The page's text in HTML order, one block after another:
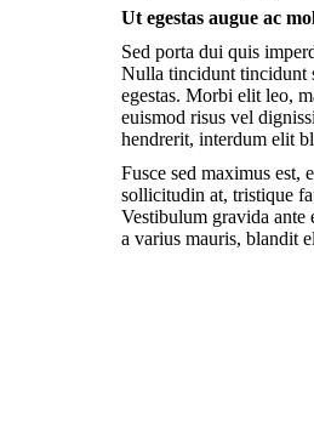
Ut egestas augue ac
Sed porta dui quis
Nulla tincidunt tincidunt
egestas. Morbi elit leo,
euismod risus vel
hendrerit, interdum elit
Fusce sed maximus est,
sollicitudin at, tristique
Vestibulum gravida ante
a varius mauris, blandit